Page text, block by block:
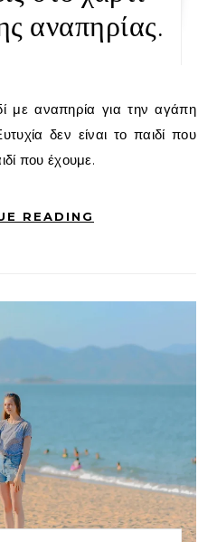
αναπηρίας.
με αναπηρία για την αγάπη
δεν είναι το παιδί που
που έχουμε.
READING